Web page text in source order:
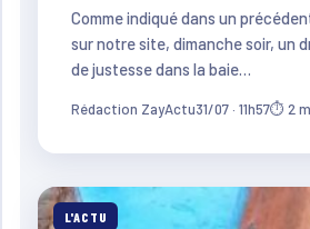
Comme indiqué dans un
sur notre site, dimanche soir, un
de justesse dans la baie…
Rédaction ZayActu31/07 · 11h57⏱ 2
L'ACTU